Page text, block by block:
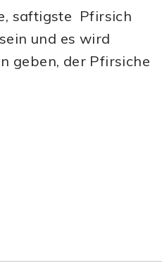
saftigste Pfirsich
und es wird
geben, der Pfirsiche